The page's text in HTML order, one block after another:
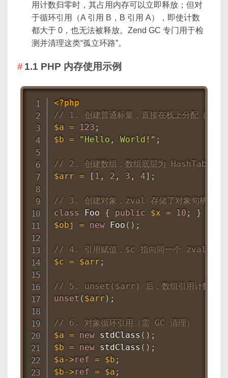
用计数归零时，其占用内存可以立即释放；但对
于循环引用（A 引用 B，B 引用 A），即使计数
都大于 0，也无法被释放。Zend GC 专门用于检
测并清理这类“孤立环路”。
1.1 PHP 内存使用示例
<?php
// 1. 创建普通标量，直接在栈上分配（小于
$a = 123 ;
$b = "Hello, World!" ;
// 2. 创建数组，数组底层为 HashTable，
$arr = [ 1 , 2 , 3 , 4] ;
// 3. 创建对象，zval 存储了对象句柄（
class
Foo { public $x = 10 ;
}
$obj
= new Foo ( ) ;
// 4. 引用赋值，$c 指向同一个 zval，引
$c = $arr ;
// 5. unset($arr) 后，数组引用计数减 1
unset ( $arr ) ;
// 6. 对象循环引用（需 GC 清理）
$a = new stdClass ( ) ;
$b = new stdClass ( ) ;
$a->ref = $b ;
$b->ref = $a ;